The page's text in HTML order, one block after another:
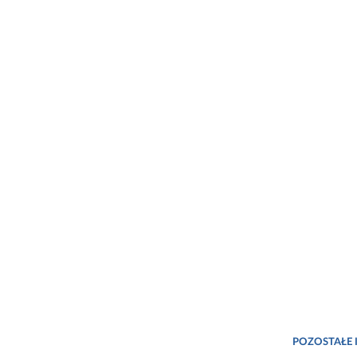
POZOSTAŁE